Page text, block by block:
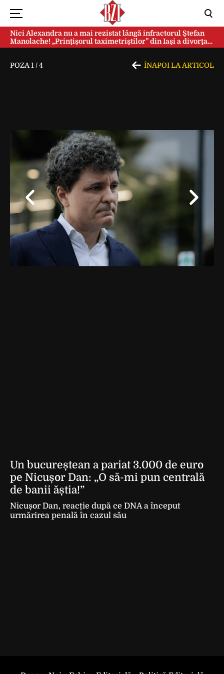
Nici Alexandra nu a mai rezistat lângă infractorul Ștefan
Manolache! „Prințișorul taximetriștilor” din Iași a divorţat
după doi ani de căsnicie
POZA 1 /4 ÎNAPOI LA ARTICOL
Un bucureștean a pariat 3.000 de euro
pe Nicușor Dan: „O să-mi pun centrală
de banii ăștia!”
Nicușor Dan, reacție după ce DNA a început
urmărirea penală în cazul său